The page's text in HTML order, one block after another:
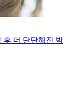
후 더 단단해진 박